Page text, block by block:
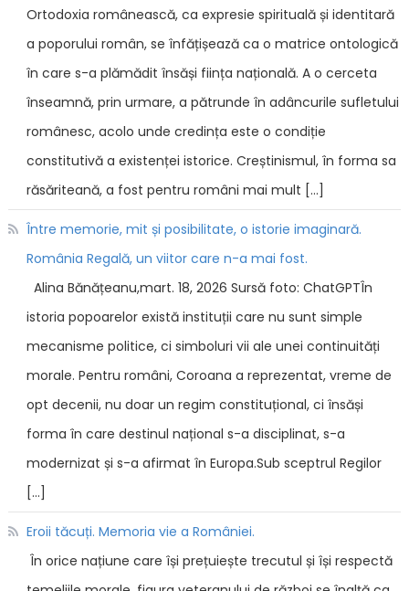
Ortodoxia românească, ca expresie spirituală și identitară
a poporului român, se înfățișează ca o matrice ontologică
în care s-a plămădit însăși ființa națională. A o cerceta
înseamnă, prin urmare, a pătrunde în adâncurile sufletului
românesc, acolo unde credința este o condiție
constitutivă a existenței istorice. Creștinismul, în forma sa
răsăriteană, a fost pentru români mai mult […]
Între memorie, mit și posibilitate, o istorie imaginară.
România Regală, un viitor care n-a mai fost.
Alina Bănățeanu,mart. 18, 2026 Sursă foto: ChatGPTÎn
istoria popoarelor există instituții care nu sunt simple
mecanisme politice, ci simboluri vii ale unei continuități
morale. Pentru români, Coroana a reprezentat, vreme de
opt decenii, nu doar un regim constituțional, ci însăși
forma în care destinul național s-a disciplinat, s-a
modernizat și s-a afirmat în Europa.Sub sceptrul Regilor
[…]
Eroii tăcuți. Memoria vie a României.
În orice națiune care își prețuiește trecutul și își respectă